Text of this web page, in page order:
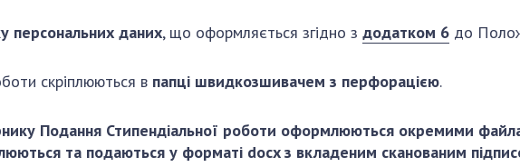
персональних даних, що оформляється згідно з додатком 6 до
скріплюються в папці швидкозшивачем з перфорацією.
Подання Стипендіальної роботи оформлюються окремими
та подаються у форматі docx з вкладеним сканованим